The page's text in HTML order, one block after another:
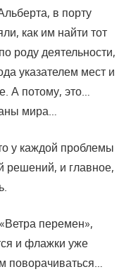
в порту
как им найти тот
роду деятельности,
указателем мест и
А потому, это…
мира…
у каждой проблемы
решений, и главное,
перемен»,
и флажки уже
поворачиваться…